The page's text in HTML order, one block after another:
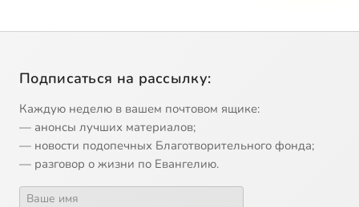
Подписаться на рассылку:
Каждую неделю в вашем почтовом ящике:
— анонсы лучших материалов;
— новости подопечных Благотворительного фонда;
— разговор о жизни по Евангелию.